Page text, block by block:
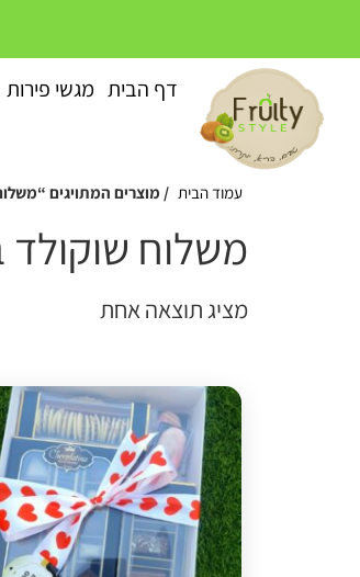
דף הבית מגשי פירות
עמוד הבית / מוצרים המתויגים
משלוח שוקולד
מציג תוצאה אחת